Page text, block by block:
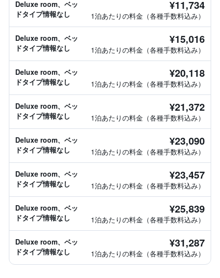
Deluxe room、ベッ
ドタイプ情報なし
¥11,734
1泊あたりの料金（各種手数料込み）
Deluxe room、ベッ
ドタイプ情報なし
¥15,016
1泊あたりの料金（各種手数料込み）
Deluxe room、ベッ
ドタイプ情報なし
¥20,118
1泊あたりの料金（各種手数料込み）
Deluxe room、ベッ
ドタイプ情報なし
¥21,372
1泊あたりの料金（各種手数料込み）
Deluxe room、ベッ
ドタイプ情報なし
¥23,090
1泊あたりの料金（各種手数料込み）
Deluxe room、ベッ
ドタイプ情報なし
¥23,457
1泊あたりの料金（各種手数料込み）
Deluxe room、ベッ
ドタイプ情報なし
¥25,839
1泊あたりの料金（各種手数料込み）
Deluxe room、ベッ
ドタイプ情報なし
¥31,287
1泊あたりの料金（各種手数料込み）